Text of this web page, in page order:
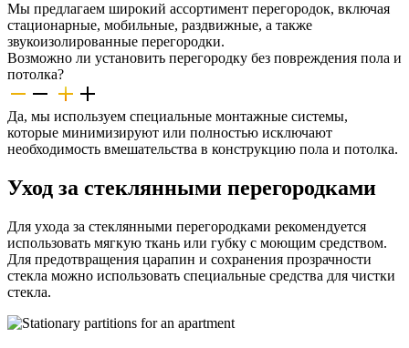
Мы предлагаем широкий ассортимент перегородок, включая
стационарные, мобильные, раздвижные, а также
звукоизолированные перегородки.
Возможно ли установить перегородку без повреждения пола и
потолка?
Да, мы используем специальные монтажные системы,
которые минимизируют или полностью исключают
необходимость вмешательства в конструкцию пола и потолка.
Уход за стеклянными перегородками
Для ухода за стеклянными перегородками рекомендуется
использовать мягкую ткань или губку с моющим средством.
Для предотвращения царапин и сохранения прозрачности
стекла можно использовать специальные средства для чистки
стекла.